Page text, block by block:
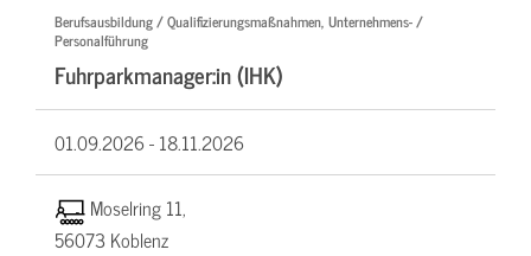
Berufsausbildung / Qualifizierungsmaßnahmen, Unternehmens- /
Personalführung
Fuhrparkmanager:in (IHK)
01.09.2026 -18.11.2026
Moselring 11,
56073 Koblenz